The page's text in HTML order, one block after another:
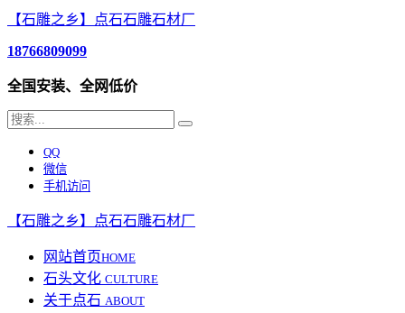
【石雕之乡】点石石雕石材厂
18766809099
全国安装、全网低价
QQ
微信
手机访问
【石雕之乡】点石石雕石材厂
网站首页HOME
石头文化 CULTURE
关于点石 ABOUT